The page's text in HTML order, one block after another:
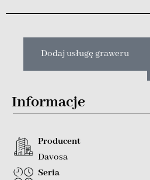
Dodaj usługę graweru
Informacje
Producent
Davosa
Seria